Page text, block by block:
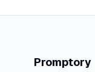
Promptory